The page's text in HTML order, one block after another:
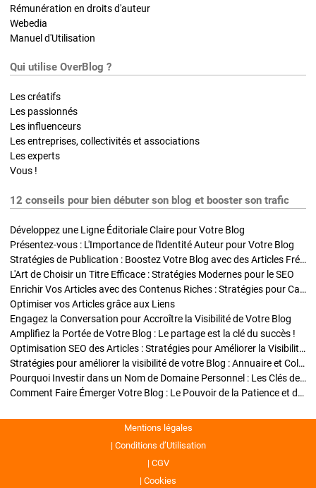
Rémunération en droits d'auteur
Webedia
Manuel d'Utilisation
Qui utilise OverBlog ?
Les créatifs
Les passionnés
Les influenceurs
Les entreprises, collectivités et associations
Les experts
Vous !
12 conseils pour bien débuter son blog et booster son trafic
Développez une Ligne Éditoriale Claire pour Votre Blog
Présentez-vous : L'Importance de l'Identité Auteur pour Votre Blog
Stratégies de Publication : Boostez Votre Blog avec des Articles Fréquents et Exclusifs
L'Art de Choisir un Titre Efficace : Stratégies Modernes pour le SEO
Enrichir Vos Articles avec des Contenus Riches : Stratégies pour Captiver et Optimiser
Optimiser vos Articles grâce aux Liens
Engagez la Conversation pour Accroître la Visibilité de Votre Blog
Amplifiez la Portée de Votre Blog : Le partage est la clé du succès !
Optimisation SEO des Articles : Stratégies pour Améliorer la Visibilité de Votre Blog
Stratégies pour améliorer la visibilité de votre Blog : Annuaire et Collaborations
Pourquoi Investir dans un Nom de Domaine Personnel : Les Clés de la Réussite de Votre Blog
Comment Faire Émerger Votre Blog : Le Pouvoir de la Patience et de la Persévérance
Mentions légales
Conditions d’Utilisation
CGV
Cookies